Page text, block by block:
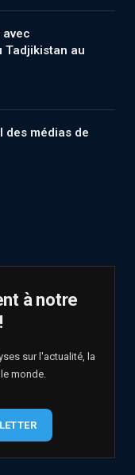
Tadjikistan au
des médias de
à notre
sur l'actualité, la
monde.